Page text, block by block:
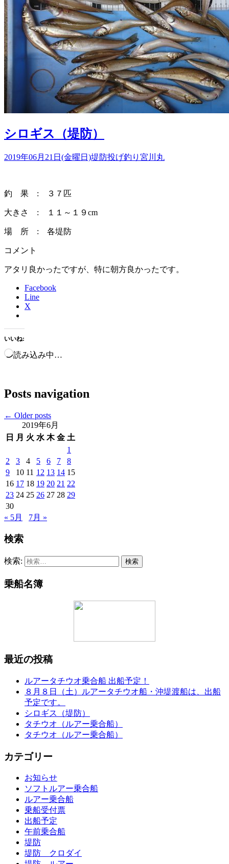
シロギス（堤防）
2019年06月21日(金曜日)堤防投げ釣り 宮川丸
釣 果 : ３７匹
大きさ : １１～１９cm
場 所 : 各堤防
コメント
アタリ良かったですが、特に朝方良かったです。
Facebook
Line
X
いいね:
読み込み中…
Posts navigation
← Older posts
2019年6月
日
月 火 水 木 金 土
1
2
3 4 5 6 7
8
9
10 11 12 13 14 15
16 17 18 19 20 21 22
23 24 25 26 27 28 29
30
« 5月
7月 »
検索
検索:
乗船名簿
最近の投稿
ルアータチウオ乗合船 出船予定！
８月８日（土）ルアータチウオ船・沖堤渡船は、出船
予定です。
シロギス（堤防）
タチウオ（ルアー乗合船）
タチウオ（ルアー乗合船）
カテゴリー
お知らせ
ソフトルアー乗合船
ルアー乗合船
乗船受付票
出船予定
午前乗合船
堤防
堤防 クロダイ